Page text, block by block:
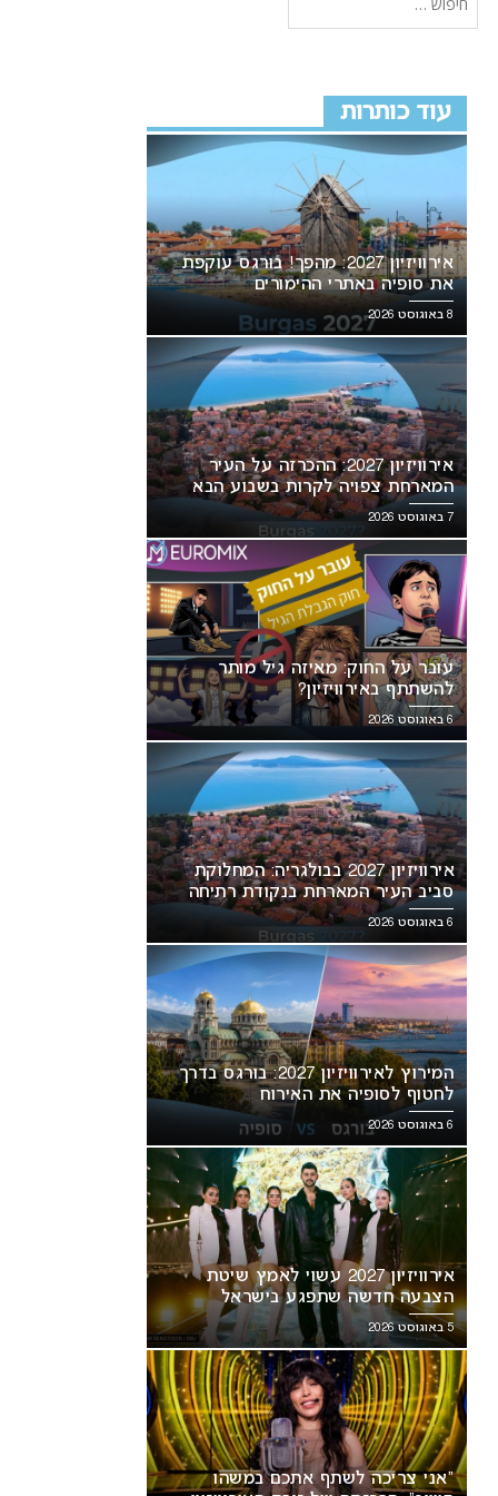
עוד כותרות
אירוויזיון 2027: מהפך! בורגס עוקפת
את סופיה באתרי ההימורים
8 באוגוסט 2026
אירוויזיון 2027: ההכרזה על העיר
המארחת צפויה לקרות בשבוע הבא
7 באוגוסט 2026
עובר על החוק: מאיזה גיל מותר
להשתתף באירוויזיון?
6 באוגוסט 2026
אירוויזיון 2027 בבולגריה: המחלוקת
סביב העיר המארחת בנקודת רתיחה
6 באוגוסט 2026
המירוץ לאירוויזיון 2027: בורגס בדרך
לחטוף לסופיה את האירוח
6 באוגוסט 2026
אירוויזיון 2027 עשוי לאמץ שיטת
הצבעה חדשה שתפגע בישראל
5 באוגוסט 2026
“אני צריכה לשתף אתכם במשהו